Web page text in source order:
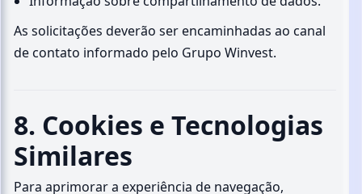
As solicitações deverão ser encaminhadas ao canal
de contato informado pelo Grupo Winvest.
8. Cookies e Tecnologias
Similares
Para aprimorar a experiência de navegação,